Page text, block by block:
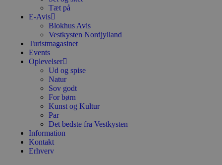
Tæt på
E-Avis
Blokhus Avis
Vestkysten Nordjylland
Turistmagasinet
Events
Oplevelser
Ud og spise
Natur
Sov godt
For børn
Kunst og Kultur
Par
Det bedste fra Vestkysten
Information
Kontakt
Erhverv